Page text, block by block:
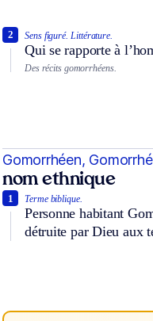
Sens figuré. Littérature.
Qui se rapporte à
2
Des récits gomorrhéens.
Gomorrhéen,
nom ethnique
Terme biblique.
Personne habitant
détruite par Dieu aux
1